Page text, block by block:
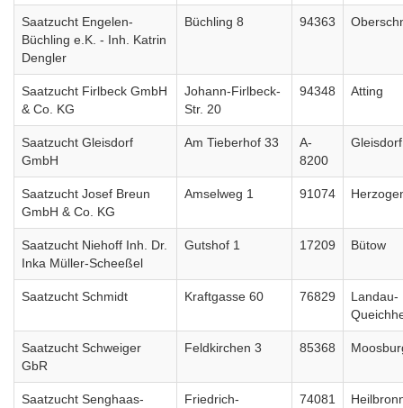
Saatzucht Engelen-
Büchling e.K. - Inh. Katrin
Dengler
Büchling 8 94363
Saatzucht Firlbeck GmbH
& Co. KG
Johann-Firlbeck-
Str. 20
94348 Atting
Saatzucht Gleisdorf
GmbH
Am Tieberhof 33
A-
8200
Gleisdorf
Saatzucht Josef Breun
GmbH & Co. KG
Amselweg 1 91074
Saatzucht Niehoff Inh. Dr.
Inka Müller-Scheeßel
Gutshof 1 17209 Bütow
Saatzucht Schmidt Kraftgasse 60 76829
Landau-
Saatzucht Schweiger
GbR
Feldkirchen 3 85368
Saatzucht Senghaas-
Friedrich-
74081